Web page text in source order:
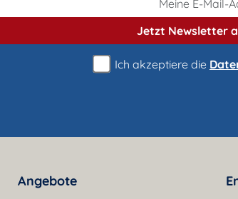
Jetzt Newsletter
Ich akzeptiere die
Angebote